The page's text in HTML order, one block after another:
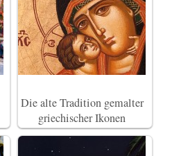
Die alte Tradition gemalter
griechischer Ikonen